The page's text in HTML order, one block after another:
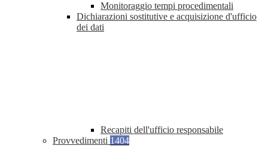
Monitoraggio tempi procedimentali
Dichiarazioni sostitutive e acquisizione d'ufficio
dei dati
Recapiti dell'ufficio responsabile
Provvedimenti 1404